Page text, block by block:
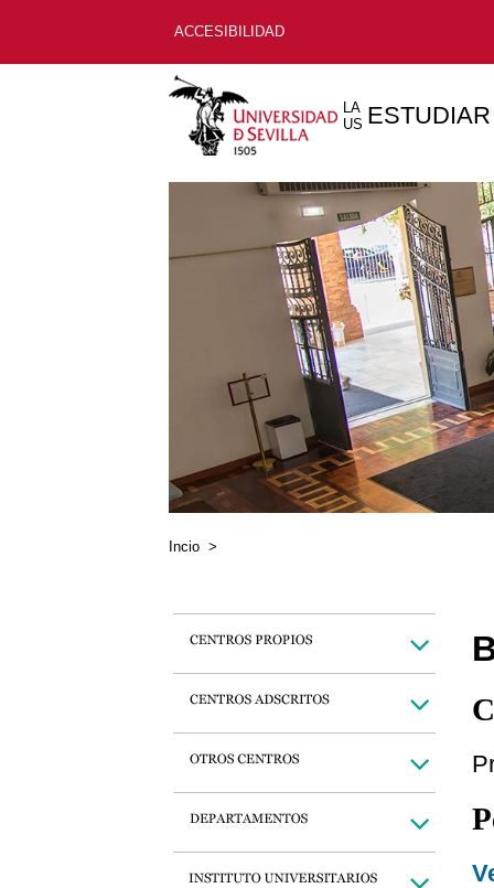
ACCESIBILIDAD
LA
US ESTUDIAR
Incio >